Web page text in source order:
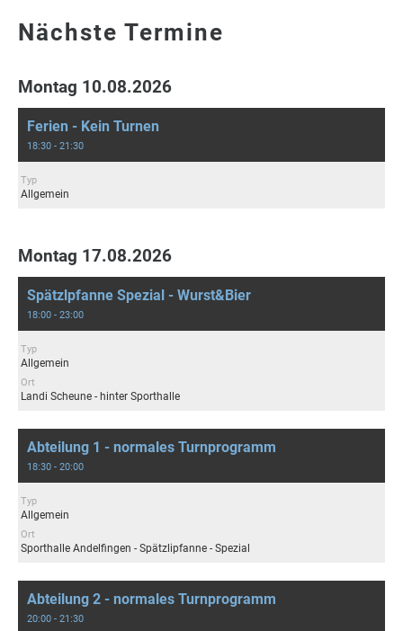
Nächste Termine
Montag 10.08.2026
Ferien - Kein Turnen
18:30 - 21:30
Typ
Allgemein
Montag 17.08.2026
Spätzlpfanne Spezial - Wurst&Bier
18:00 - 23:00
Typ
Allgemein
Ort
Landi Scheune - hinter Sporthalle
Abteilung 1 - normales Turnprogramm
18:30 - 20:00
Typ
Allgemein
Ort
Sporthalle Andelfingen - Spätzlipfanne - Spezial
Abteilung 2 - normales Turnprogramm
20:00 - 21:30